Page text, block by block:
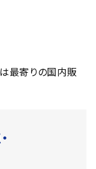
最寄りの国内販